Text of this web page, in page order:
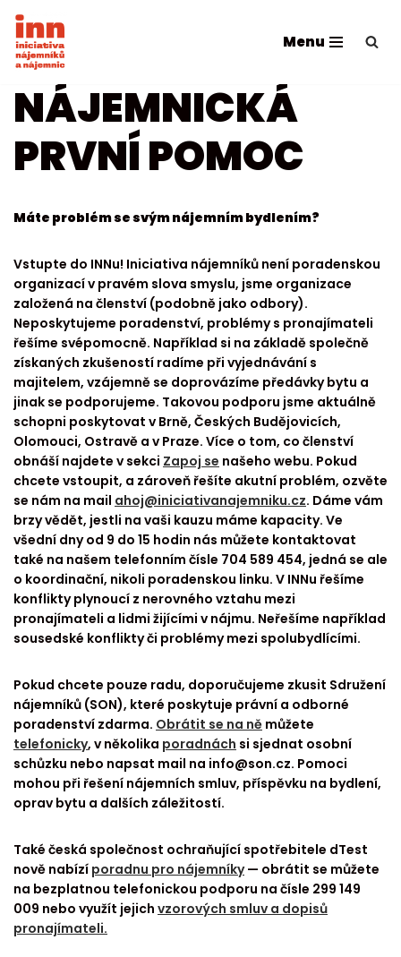
Přeskočit
na
Menu
NÁJEMNICKÁ
PRVNÍ POMOC
Máte problém se svým nájemním bydlením?
Vstupte do INNu! Iniciativa nájemníků není poradenskou
organizací v pravém slova smyslu, jsme organizace
založená na členství (podobně jako odbory).
Neposkytujeme poradenství, problémy s pronajímateli
řešíme svépomocně. Například si na základě společně
získaných zkušeností radíme při vyjednávání s
majitelem, vzájemně se doprovázíme předávky bytu a
jinak se podporujeme. Takovou podporu jsme aktuálně
schopni poskytovat v Brně, Českých Budějovicích,
Olomouci, Ostravě a v Praze. Více o tom, co členství
obnáší najdete v sekci Zapoj se našeho webu. Pokud
chcete vstoupit, a zároveň řešíte akutní problém, ozvěte
se nám na mail ahoj@iniciativanajemniku.cz. Dáme vám
brzy vědět, jestli na vaši kauzu máme kapacity. Ve
všední dny od 9 do 15 hodin nás můžete kontaktovat
také na našem telefonním čísle 704 589 454, jedná se ale
o koordinační, nikoli poradenskou linku. V INNu řešíme
konflikty plynoucí z nerovného vztahu mezi
pronajímateli a lidmi žijícími v nájmu. Neřešíme například
sousedské konflikty či problémy mezi spolubydlícími.
Pokud chcete pouze radu, doporučujeme zkusit Sdružení
nájemníků (SON), které poskytuje právní a odborné
poradenství zdarma. Obrátit se na ně můžete
telefonicky, v několika poradnách si sjednat osobní
schůzku nebo napsat mail na info@son.cz. Pomoci
mohou při řešení nájemních smluv, příspěvku na bydlení,
oprav bytu a dalších záležitostí.
Také česká společnost ochraňující spotřebitele dTest
nově nabízí poradnu pro nájemníky— obrátit se můžete
na bezplatnou telefonickou podporu na čísle 299 149
009 nebo využít jejich vzorových smluv a dopisů
pronajímateli.